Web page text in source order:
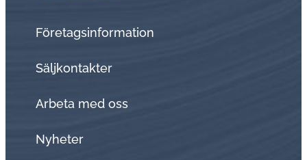
Företagsinformation
Sälj­kon­tak­ter
Arbeta med oss
Nyheter